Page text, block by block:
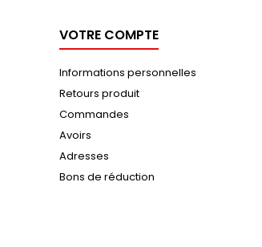
VOTRE COMPTE
Informations personnelles
Retours produit
Commandes
Avoirs
Adresses
Bons de réduction